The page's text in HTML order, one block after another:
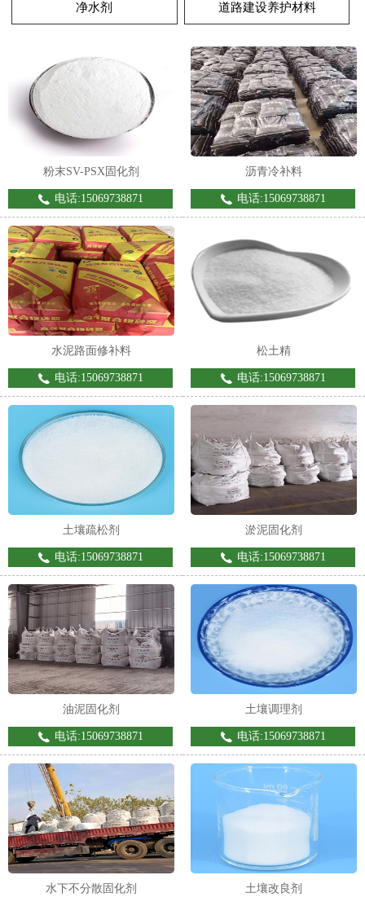
净水剂 道路建设养护材料
粉末SV-PSX固化剂
电话:15069738871
沥青冷补料
电话:15069738871
水泥路面修补料
电话:15069738871
松土精
电话:15069738871
土壤疏松剂
电话:15069738871
淤泥固化剂
电话:15069738871
油泥固化剂
电话:15069738871
土壤调理剂
电话:15069738871
水下不分散固化剂 土壤改良剂